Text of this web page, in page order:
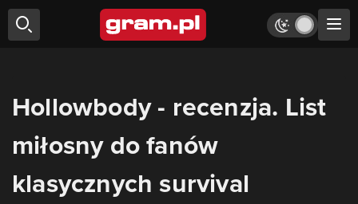
Hollowbody - recenzja. List
miłosny do fanów
klasycznych survival